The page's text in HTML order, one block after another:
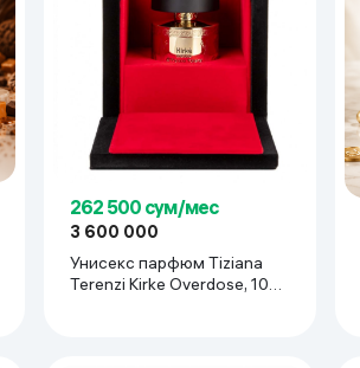
262 500 сум/мес
3 600 000
Унисекс парфюм Tiziana
Terenzi Kirke Overdose, 100